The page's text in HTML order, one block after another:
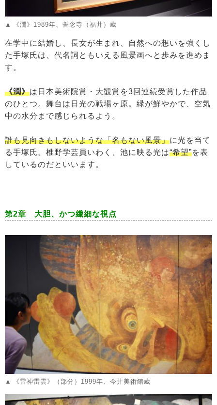
《潤》1989年、誓念寺（福井）蔵
在学中に結婚し、長女が生まれ、自然への想いを強くし
た手塚氏は、代名詞ともいえる風景画へと歩みを進めま
す。
《潤》は日本美術院賞・大観賞を3回連続受賞した作品
のひとつ。舞台は日光の戦場ヶ原。緑が鮮やかで、空気
中の水分まで感じられるよう。
誰も見向きもしないような「名もない風景」に光を当て
る手塚氏。椎野学芸員いわく、池に映る光は“希望”を表
しているのだといいます。
第2章 大胆、かつ繊細な視点
《雷神雷雲》（部分）1999年、今井美術館蔵